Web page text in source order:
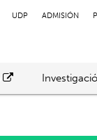
UDP ADMISIÓN